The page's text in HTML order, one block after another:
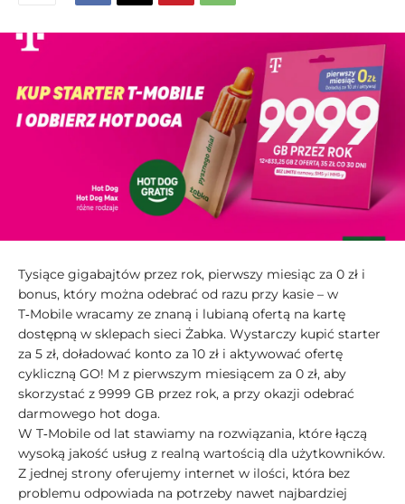
Tysiące gigabajtów przez rok, pierwszy miesiąc za 0 zł i
bonus, który można odebrać od razu przy kasie – w
T‑Mobile wracamy ze znaną i lubianą ofertą na kartę
dostępną w sklepach sieci Żabka. Wystarczy kupić starter
za 5 zł, doładować konto za 10 zł i aktywować ofertę
cykliczną GO! M z pierwszym miesiącem za 0 zł, aby
skorzystać z 9999 GB przez rok, a przy okazji odebrać
darmowego hot doga.
W T‑Mobile od lat stawiamy na rozwiązania, które łączą
wysoką jakość usług z realną wartością dla użytkowników.
Z jednej strony oferujemy internet w ilości, która bez
problemu odpowiada na potrzeby nawet najbardziej